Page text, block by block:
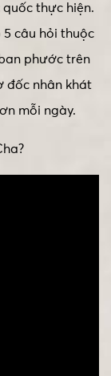
thực hiện.
câu hỏi thuộc
phước trên
đốc nhân khát
mỗi ngày.